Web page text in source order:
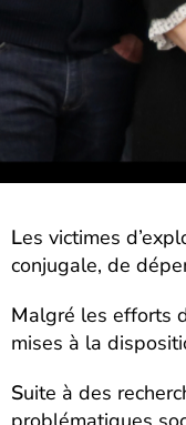
Les victimes
conjugale, de
Malgré les efforts
mises à la
Suite à des